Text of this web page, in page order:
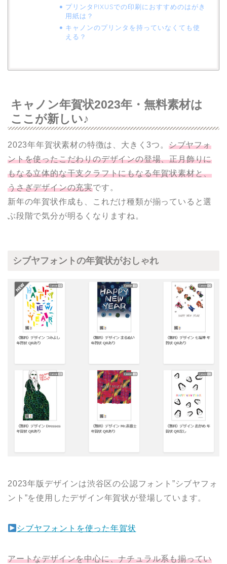
プリンタPIXUSでの印刷におすすめのはがき
用紙は？
キャノンのプリンタを持っていなくても使
える？
キャノン年賀状2023年・無料素材は
ここが新しい♪
2023年年賀状素材の特徴は、大きく3つ。 シブヤフォ
ントを使ったこだわりのデザインの登場、正月飾りに
もなる立体的な干支クラフトにもなる年賀状素材と、
うさぎデザインの充実です。
新年の年賀状作成も、これだけ種類が揃っていると選
ぶ段階で気分が明るくなりますね。
シブヤフォントの年賀状がおしゃれ
2023年版デザインは渋谷区の公認フォント”シブヤフォ
ント”を使用したデザイン年賀状が登場しています。
シブヤフォントを使った年賀状
アートなデザインを中心に、ナチュラル系も揃ってい